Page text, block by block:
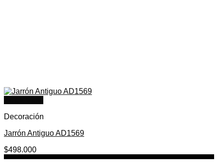
Decoración
Jarrón Antiguo AD1569
$498.000